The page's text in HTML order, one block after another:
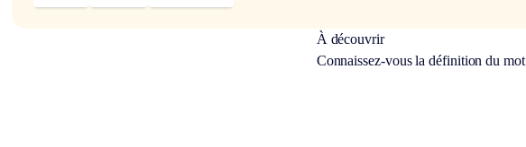
À découvrir
Connaissez-vous la définition du mot